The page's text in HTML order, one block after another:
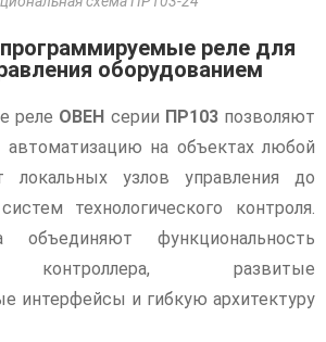
реле для
оборудованием
реле ОВЕН серии ПР103позволяют
на объектах любой
узлов управления до
технологического контроля.
объединяют функциональность
контроллера, развитые
интерфейсы и гибкую архитектуру